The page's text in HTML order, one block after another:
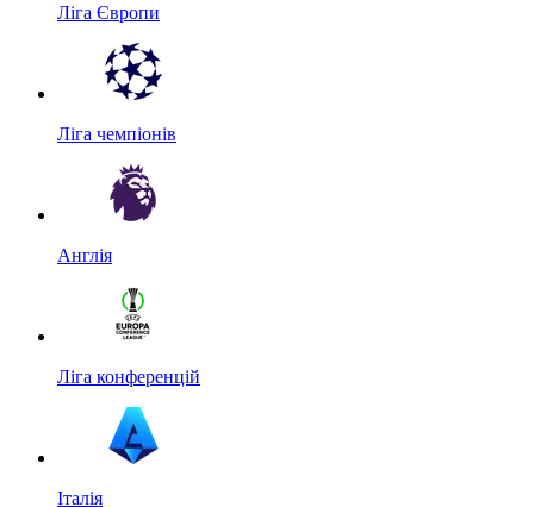
Ліга Європи
Ліга чемпіонів
Англія
Ліга конференцій
Італія